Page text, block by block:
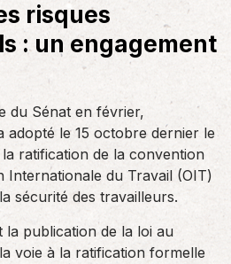
risques
: un engagement
du Sénat en février,
adopté le 15 octobre dernier le
ratification de la convention
Internationale du Travail (OIT)
sécurité des travailleurs.
la publication de la loi au
voie à la ratification formelle